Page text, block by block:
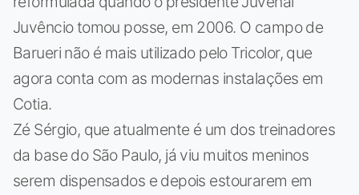
Juvêncio tomou posse, em 2006. O campo de
Barueri não é mais utilizado pelo Tricolor, que
agora conta com as modernas instalações em
Cotia.
Zé Sérgio, que atualmente é um dos treinadores
da base do São Paulo, já viu muitos meninos
serem dispensados e depois estourarem em